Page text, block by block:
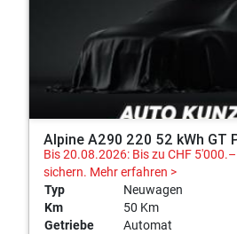
Alpine A290 220 52 kWh GT
Bis 20.08.2026: Bis zu CHF
sichern. Mehr erfahren >
Typ
Neuwagen
Km
50 Km
Getriebe
Automat